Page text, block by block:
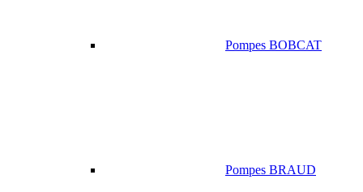
Pompes BOBCAT
Pompes BRAUD